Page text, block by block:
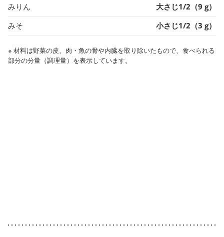
みりん
大さじ1/2（9 g）
みそ
小さじ1/2（3 g）
※ 材料は野菜の皮、肉・魚の骨や内臓を取り除いたもので、食べられる
部分の分量（調理量）を表示しています。